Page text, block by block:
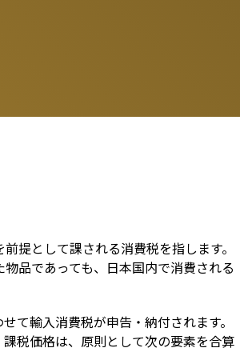
提として課される消費税を指します。
品であっても、日本国内で消費される
て輸入消費税が申告・納付されます。
税価格は、原則として次の要素を合算